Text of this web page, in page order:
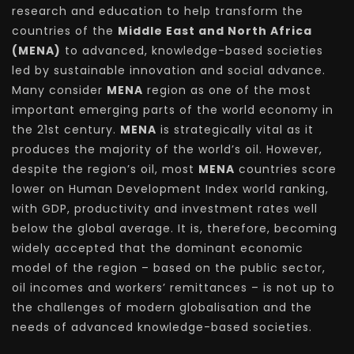
research and education to help transform the
countries of the Middle East and North Africa
(MENA) to advanced, knowledge-based societies
led by sustainable innovation and social advance.
Many consider MENA region as one of the most
important emerging parts of the world economy in
the 21st century. MENA is strategically vital as it
produces the majority of the world’s oil. However,
despite the region’s oil, most MENA countries score
lower on Human Development Index world ranking,
with GDP, productivity and investment rates well
below the global average. It is, therefore, becoming
widely accepted that the dominant economic
model of the region – based on the public sector,
oil incomes and workers’ remittances – is not up to
the challenges of modern globalisation and the
needs of advanced knowledge-based societies.